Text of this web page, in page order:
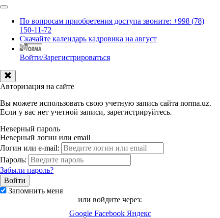
По вопросам приобретения доступа звоните: +998 (78)
150-11-72
Скачайте календарь кадровика на август
Войти/Зарегистрироваться
Авторизация на сайте
Вы можете использовать свою учетную запись сайта norma.uz.
Если у вас нет учетной записи, зарегистрируйтесь.
Неверный пароль
Неверный логин или email
Логин или e-mail:
Пароль:
Забыли пароль?
Запомнить меня
или войдите через:
Google Facebook Яндекс